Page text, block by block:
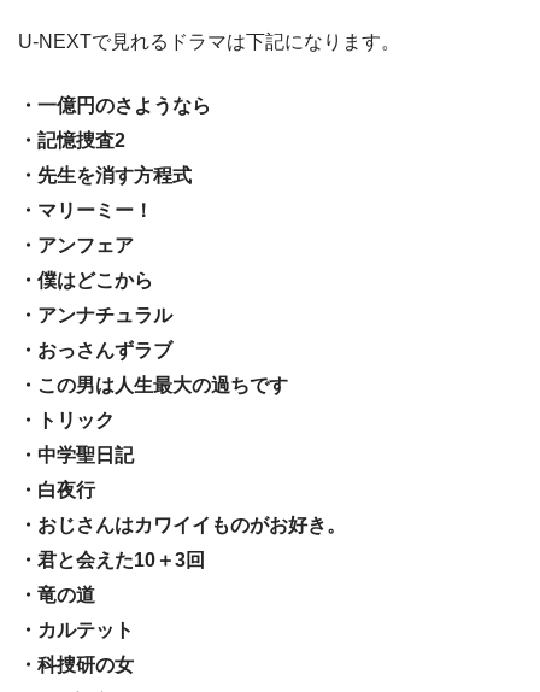
U-NEXTで見れるドラマは下記になります。
・一億円のさようなら
・記憶捜査2
・先生を消す方程式
・マリーミー！
・アンフェア
・僕はどこから
・アンナチュラル
・おっさんずラブ
・この男は人生最大の過ちです
・トリック
・中学聖日記
・白夜行
・おじさんはカワイイものがお好き。
・君と会えた10＋3回
・竜の道
・カルテット
・科捜研の女